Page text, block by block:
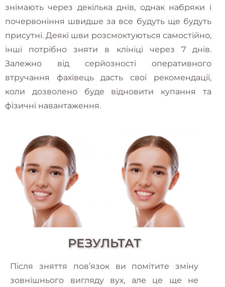
знімають через декілька днів, однак набряки і
почервоніння швидше за все будуть ще будуть
присутні. Деякі шви розсмоктуються самостійно,
інші потрібно зняти в клініці через 7 днів.
Залежно від серйозності оперативного
втручання фахівець дасть свої рекомендації,
коли дозволено буде відновити купання та
фізичні навантаження.
РЕЗУЛЬТАТ
Після зняття пов’язок ви помітите зміну
зовнішнього вигляду вух, але це ще не